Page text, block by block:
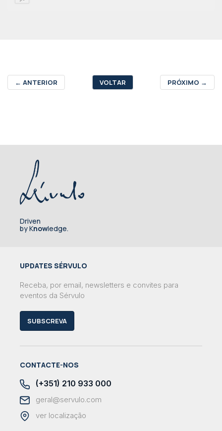
← ANTERIOR VOLTAR PRÓXIMO →
Driven
by Knowledge.
UPDATES SÉRVULO
Receba, por email, newsletters e convites para
eventos da Sérvulo
SUBSCREVA
CONTACTE-NOS
(+351) 210 933 000
geral@servulo.com
ver localização